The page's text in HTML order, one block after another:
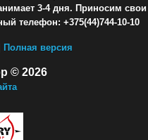
3-4 дня. Приносим свои
телефон: +375(44)744-10-10
Полная версия
© 2026